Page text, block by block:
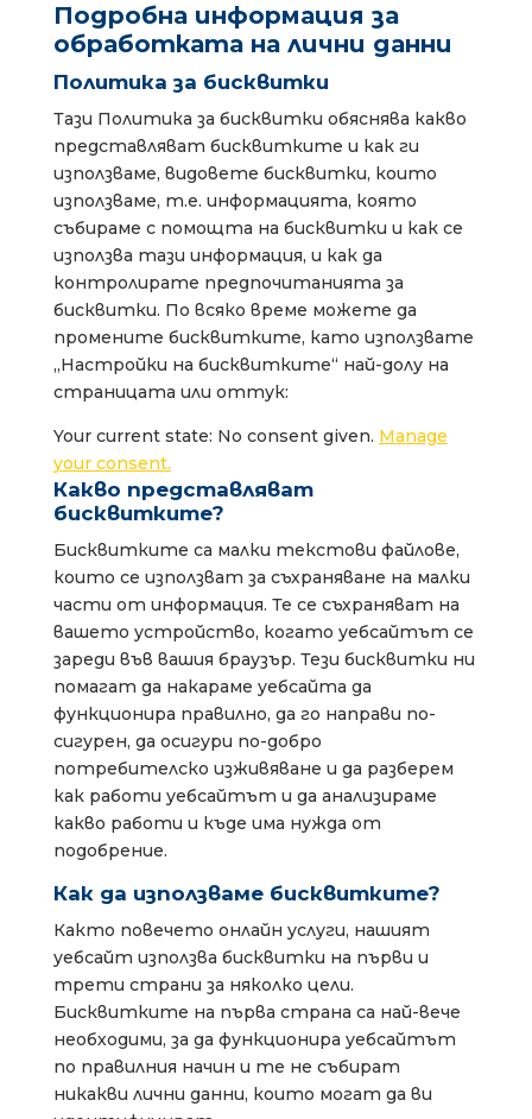
Подробна информация за
обработката на лични данни
Политика за бисквитки
Тази Политика за бисквитки обяснява какво
представляват бисквитките и как ги
използваме, видовете бисквитки, които
използваме, т.е. информацията, която
събираме с помощта на бисквитки и как се
използва тази информация, и как да
контролирате предпочитанията за
бисквитки. По всяко време можете да
промените бисквитките, като използвате
„Настройки на бисквитките“ най-долу на
страницата или оттук:
Your current state: No consent given. Manage
your consent.
Какво представляват
бисквитките?
Бисквитките са малки текстови файлове,
които се използват за съхраняване на малки
части от информация. Те се съхраняват на
вашето устройство, когато уебсайтът се
зареди във вашия браузър. Тези бисквитки ни
помагат да накараме уебсайта да
функционира правилно, да го направи по-
сигурен, да осигури по-добро
потребителско изживяване и да разберем
как работи уебсайтът и да анализираме
какво работи и къде има нужда от
подобрение.
Как да използваме бисквитките?
Както повечето онлайн услуги, нашият
уебсайт използва бисквитки на първи и
трети страни за няколко цели.
Бисквитките на първа страна са най-вече
необходими, за да функционира уебсайтът
по правилния начин и те не събират
никакви лични данни, които могат да ви